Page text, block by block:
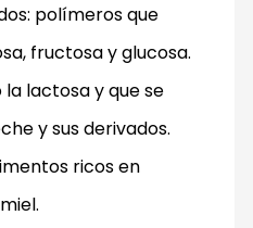
polímeros que
fructosa y glucosa.
lactosa y que se
y sus derivados.
ricos en